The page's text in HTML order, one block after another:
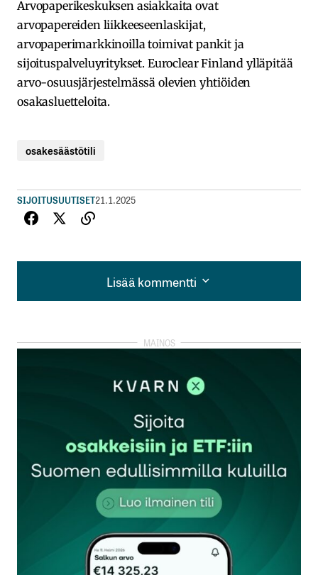
Arvopaperikeskuksen asiakkaita ovat
arvopapereiden liikkeeseenlaskijat,
arvopaperimarkkinoilla toimivat pankit ja
sijoituspalveluyritykset. Euroclear Finland ylläpitää
arvo-osuusjärjestelmässä olevien yhtiöiden
osakasluetteloita.
osakesäästötili
SIJOITUSUUTISET21.1.2025
Lisää kommentti
Lisää kommentti
kirjautua
rekisteröityä
Sähköpostiosoitettasi ei julkaista.Pakolliset
kentät on merkitty*
Kommentti*